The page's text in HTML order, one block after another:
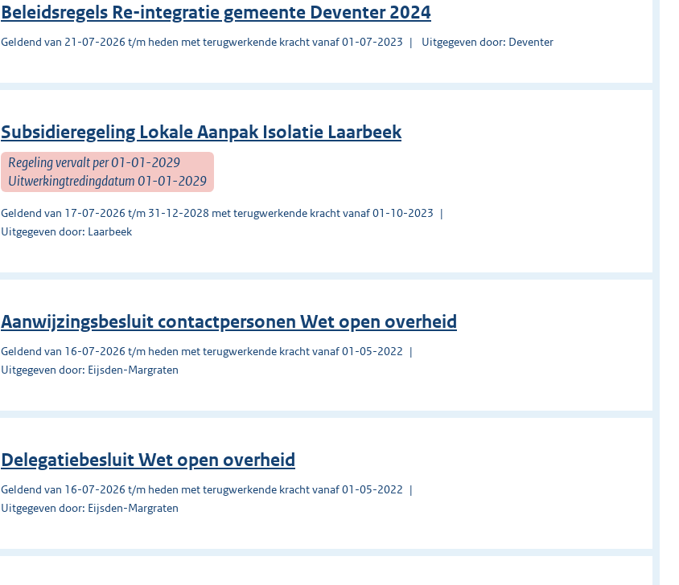
Beleidsregels Re-integratie gemeente Deventer 2024
Geldend van 21-07-2026 t/m heden met terugwerkende kracht vanaf 01-07-2023 Uitgegeven door: Deventer
Subsidieregeling Lokale Aanpak Isolatie Laarbeek
Regeling vervalt per 01-01-2029
Uitwerkingtredingdatum 01-01-2029
Geldend van 17-07-2026 t/m 31-12-2028 met terugwerkende kracht vanaf 01-10-2023
Uitgegeven door: Laarbeek
Aanwijzingsbesluit contactpersonen Wet open overheid
Geldend van 16-07-2026 t/m heden met terugwerkende kracht vanaf 01-05-2022
Uitgegeven door: Eijsden-Margraten
Delegatiebesluit Wet open overheid
Geldend van 16-07-2026 t/m heden met terugwerkende kracht vanaf 01-05-2022
Uitgegeven door: Eijsden-Margraten